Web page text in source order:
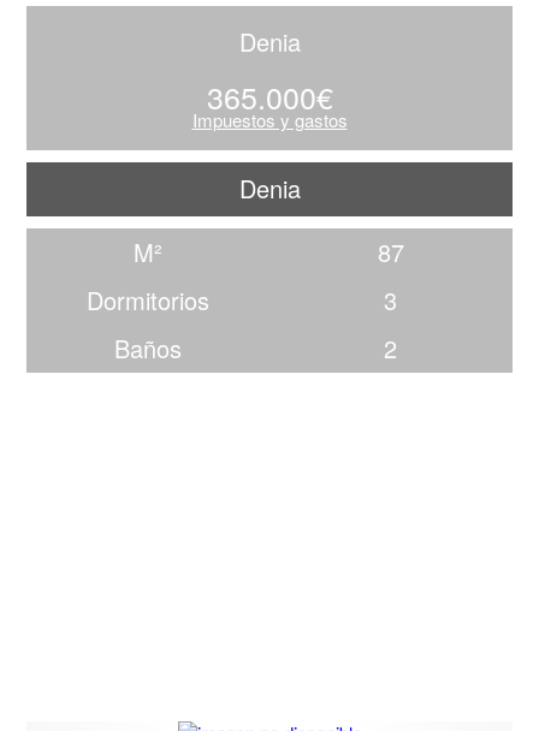
Denia
365.000€
Impuestos y gastos
Denia
M²
87
Dormitorios
3
Baños
2